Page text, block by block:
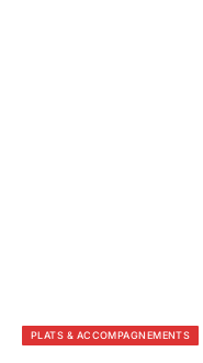
PLATS & ACCOMPAGNEMENTS